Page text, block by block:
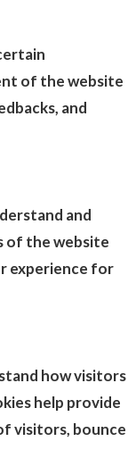
of the website
and
and
of the website
experience for
how visitors
help provide
visitors, bounce